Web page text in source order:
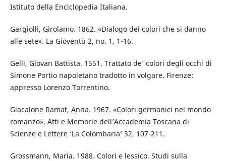
Istituto della Enciclopedia Italiana.
Gargiolli, Girolamo. 1862. «Dialogo dei colori che si danno
alle sete». La Gioventù 2, no. 1, 1-16.
Gelli, Giovan Battista. 1551. Trattato de’ colori degli occhi di
Simone Portio napoletano tradotto in volgare. Firenze:
appresso Lorenzo Torrentino.
Giacalone Ramat, Anna. 1967. «Colori germanici nel mondo
romanzo». Atti e Memorie dell’Accademia Toscana di
Scienze e Lettere ‘La Colombaria’ 32, 107-211.
Grossmann, Maria. 1988. Colori e lessico. Studi sulla